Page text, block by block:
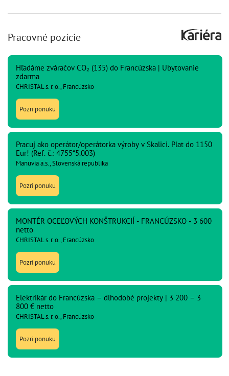
Pracovné pozície
Hľadáme zváračov CO₂ (135) do Francúzska | Ubytovanie
zdarma
CHRISTAL s. r. o., Francúzsko
Pozri ponuku
Pracuj ako operátor/operátorka výroby v Skalici. Plat do 1150
Eur! (Ref. č.: 4755*5.003)
Manuvia a.s., Slovenská republika
Pozri ponuku
MONTÉR OCEĽOVÝCH KONŠTRUKCIÍ - FRANCÚZSKO - 3 600
netto
CHRISTAL s. r. o., Francúzsko
Pozri ponuku
Elektrikár do Francúzska – dlhodobé projekty | 3 200 – 3
800 € netto
CHRISTAL s. r. o., Francúzsko
Pozri ponuku